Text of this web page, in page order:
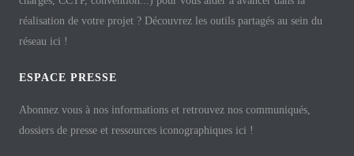
réalisation de votre projet ? Découvrez les outils partagés au sein du
réseau ici !
ESPACE PRESSE
Abonnez vous à nos informations et retrouvez nos communiqués,
dossiers de presse et ressources iconographiques ici !